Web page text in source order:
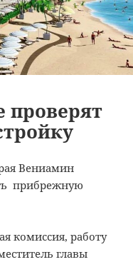
проверят
Вениамин
прибрежную
комиссия, работу
главы